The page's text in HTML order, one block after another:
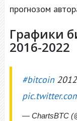
прогнозом
Графики
2016-2022
#bitcoin
— ChartsBTC